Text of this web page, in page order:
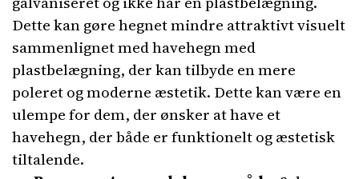
Dette kan gøre hegnet mindre attraktivt visuelt
sammenlignet med havehegn med
plastbelægning, der kan tilbyde en mere
poleret og moderne æstetik. Dette kan være en
ulempe for dem, der ønsker at have et
havehegn, der både er funktionelt og æstetisk
tiltalende.